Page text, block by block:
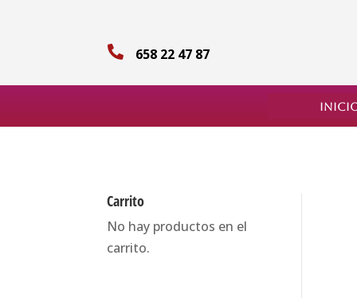
 658 22 47 87
Carrito
No hay productos en el
carrito.